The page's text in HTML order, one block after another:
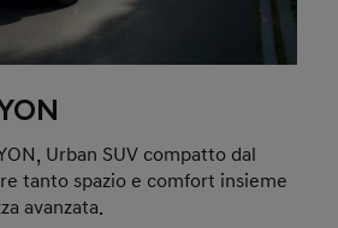
Urban SUV compatto dal
tanto spazio e comfort insieme
avanzata.